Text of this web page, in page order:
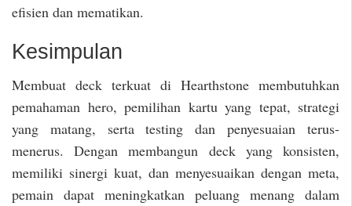
efisien dan mematikan.
Kesimpulan
Membuat deck terkuat di Hearthstone membutuhkan
pemahaman hero, pemilihan kartu yang tepat, strategi
yang matang, serta testing dan penyesuaian terus-
menerus. Dengan membangun deck yang konsisten,
memiliki sinergi kuat, dan menyesuaikan dengan meta,
pemain dapat meningkatkan peluang menang dalam